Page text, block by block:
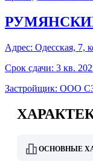
Адрес: Одесская, 7,
Срок сдачи: 3 кв.
Застройщик: ООО
ОСНОВНЫЕ